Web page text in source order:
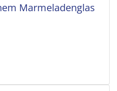
Marmeladenglas